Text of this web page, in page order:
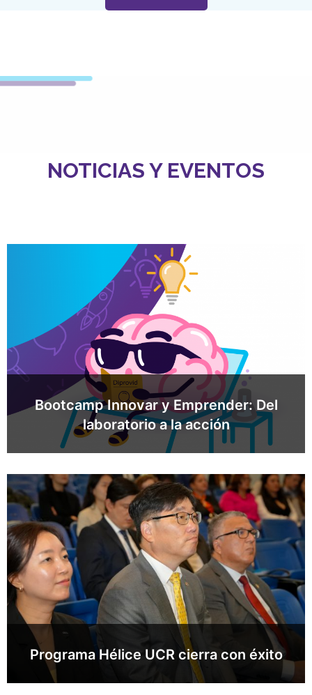
NOTICIAS Y EVENTOS
Bootcamp Innovar y Emprender: Del
laboratorio a la acción
Programa Hélice UCR cierra con éxito